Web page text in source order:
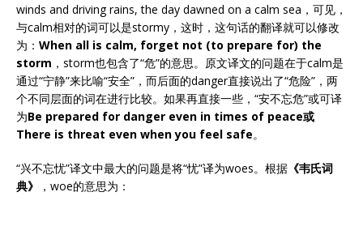
winds and driving rains, the day dawned on a calm sea，可见，
与calm相对的词可以是stormy，这时，这句话的翻译就可以修改
为： When all is calm, forget not (to prepare for) the
storm ，storm也包含了“危”的意思。原文译文的问题在于calm是
通过“宁静”来比喻“安全”，而后面的danger直接说出了“危险”，两
个不同层面的词在进行比较。如果再直接一些，“安不忘危”或可译
为Be prepared for danger even in times of peace或
There is threat even when you feel safe。
“兴不忘忧”译文中最大的问题是将“忧”译为woes。根据 《韦氏词
典》
，woe的意思为：